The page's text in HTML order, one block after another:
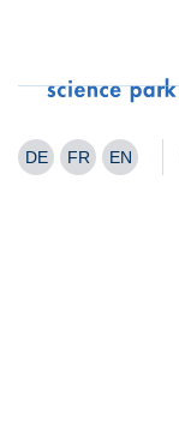
DE FR EN